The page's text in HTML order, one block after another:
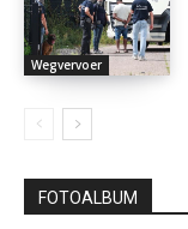
Wegvervoer
FOTOALBUM